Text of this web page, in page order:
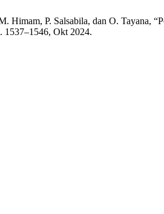
Himam, P. Salsabila, dan O. Tayana,
1537–1546, Okt 2024.